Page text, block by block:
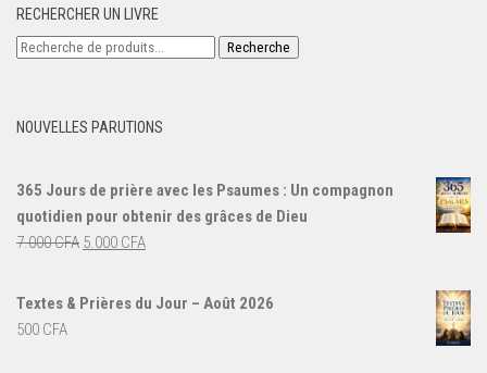
RECHERCHER UN LIVRE
Recherche
Recherche
NOUVELLES PARUTIONS
365 Jours de prière avec les Psaumes : Un compagnon
quotidien pour obtenir des grâces de Dieu
7.000CFA Le
initial
5.000 CFALe
actuel
Textes & Prières du Jour – Août 2026
500 CFA